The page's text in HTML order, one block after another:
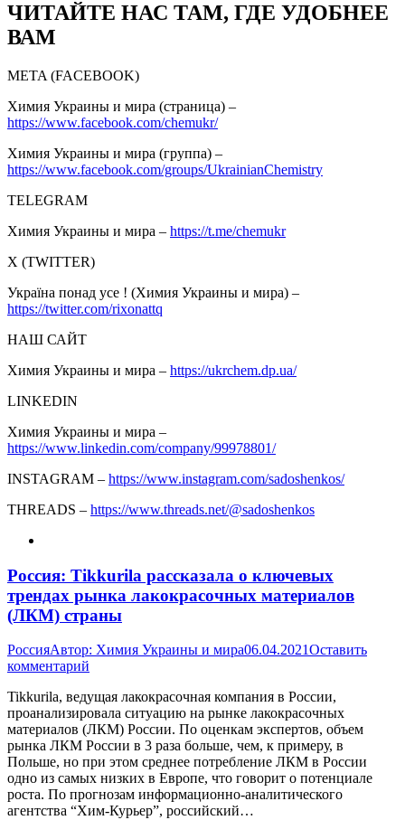
ЧИТАЙТЕ НАС ТАМ, ГДЕ УДОБНЕЕ
ВАМ
META (FACEBOOK)
Химия Украины и мира (страница) –
https://www.facebook.com/chemukr/
Химия Украины и мира (группа) –
https://www.facebook.com/groups/UkrainianChemistry
TELEGRAM
Химия Украины и мира – https://t.me/chemukr
Х (TWITTER)
Україна понад усе ! (Химия Украины и мира) –
https://twitter.com/rixonattq
НАШ САЙТ
Химия Украины и мира – https://ukrchem.dp.ua/
LINKEDIN
Химия Украины и мира –
https://www.linkedin.com/company/99978801/
INSTAGRAM – https://www.instagram.com/sadoshenkos/
THREADS – https://www.threads.net/@sadoshenkos
Россия: Tikkurila рассказала о ключевых
трендах рынка лакокрасочных материалов
(ЛКМ) страны
РоссияАвтор: Химия Украины и мира06.04.2021Оставить
комментарий
Tikkurila, ведущая лакокрасочная компания в России,
проанализировала ситуацию на рынке лакокрасочных
материалов (ЛКМ) России. По оценкам экспертов, объем
рынка ЛКМ России в 3 раза больше, чем, к примеру, в
Польше, но при этом среднее потребление ЛКМ в России
одно из самых низких в Европе, что говорит о потенциале
роста. По прогнозам информационно-аналитического
агентства “Хим-Курьер”, российский…